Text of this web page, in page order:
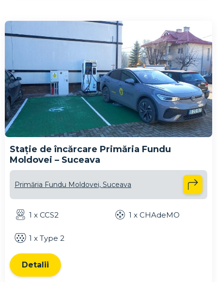
Stație de încărcare Primăria Fundu
Moldovei – Suceava
Primăria Fundu Moldovei, Suceava
1 x CCS2 1 x CHAdeMO
1 x Type 2
Detalii